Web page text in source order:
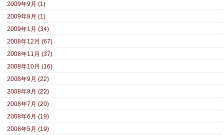
2009年9月 (1)
2009年8月 (1)
2009年1月 (34)
2008年12月 (67)
2008年11月 (37)
2008年10月 (16)
2008年9月 (22)
2008年8月 (22)
2008年7月 (20)
2008年6月 (19)
2008年5月 (19)